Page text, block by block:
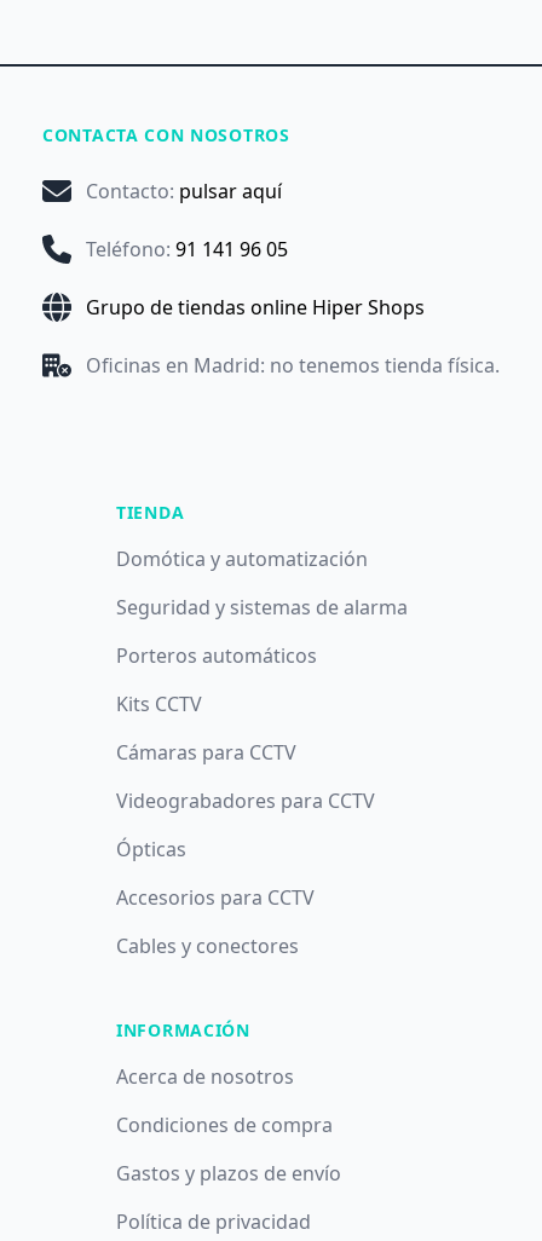
CONTACTA CON NOSOTROS
Contacto: pulsar aquí
Teléfono: 91 141 96 05
Grupo de tiendas online Hiper Shops
Oficinas en Madrid: no tenemos tienda física.
TIENDA
Domótica y automatización
Seguridad y sistemas de alarma
Porteros automáticos
Kits CCTV
Cámaras para CCTV
Videograbadores para CCTV
Ópticas
Accesorios para CCTV
Cables y conectores
INFORMACIÓN
Acerca de nosotros
Condiciones de compra
Gastos y plazos de envío
Política de privacidad